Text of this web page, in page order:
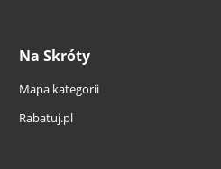
Na Skróty
Mapa kategorii
Rabatuj.pl